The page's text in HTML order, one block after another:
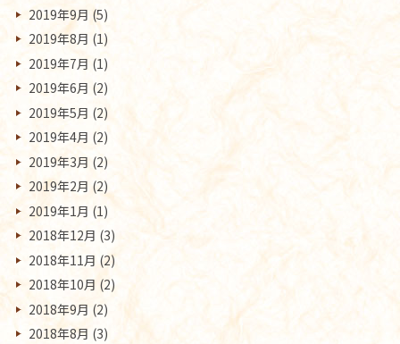
2019年9月 (5)
2019年8月 (1)
2019年7月 (1)
2019年6月 (2)
2019年5月 (2)
2019年4月 (2)
2019年3月 (2)
2019年2月 (2)
2019年1月 (1)
2018年12月 (3)
2018年11月 (2)
2018年10月 (2)
2018年9月 (2)
2018年8月 (3)